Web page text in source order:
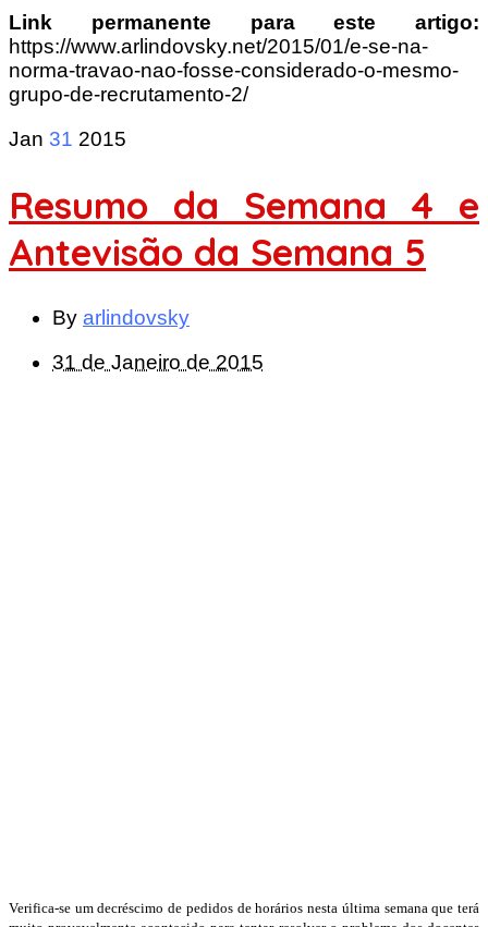
Link permanente para este artigo:
https://www.arlindovsky.net/2015/01/e-se-na-
norma-travao-nao-fosse-considerado-o-mesmo-
grupo-de-recrutamento-2/
Jan 31 2015
Resumo da Semana 4 e
Antevisão da Semana 5
By arlindovsky
31 de Janeiro de 2015
Verifica-se um decréscimo de pedidos de horários nesta última semana que terá